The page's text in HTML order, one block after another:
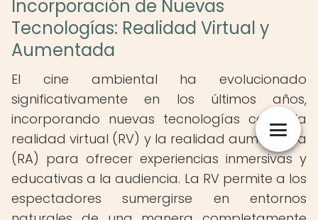
Incorporación de Nuevas
Tecnologías: Realidad Virtual y
Aumentada
El cine ambiental ha evolucionado
significativamente en los últimos años,
incorporando nuevas tecnologías como la
realidad virtual (RV) y la realidad aumentada
(RA) para ofrecer experiencias inmersivas y
educativas a la audiencia. La RV permite a los
espectadores sumergirse en entornos